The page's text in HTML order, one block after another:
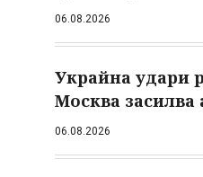
06.08.2026
Украйна удари
Москва засилва
06.08.2026